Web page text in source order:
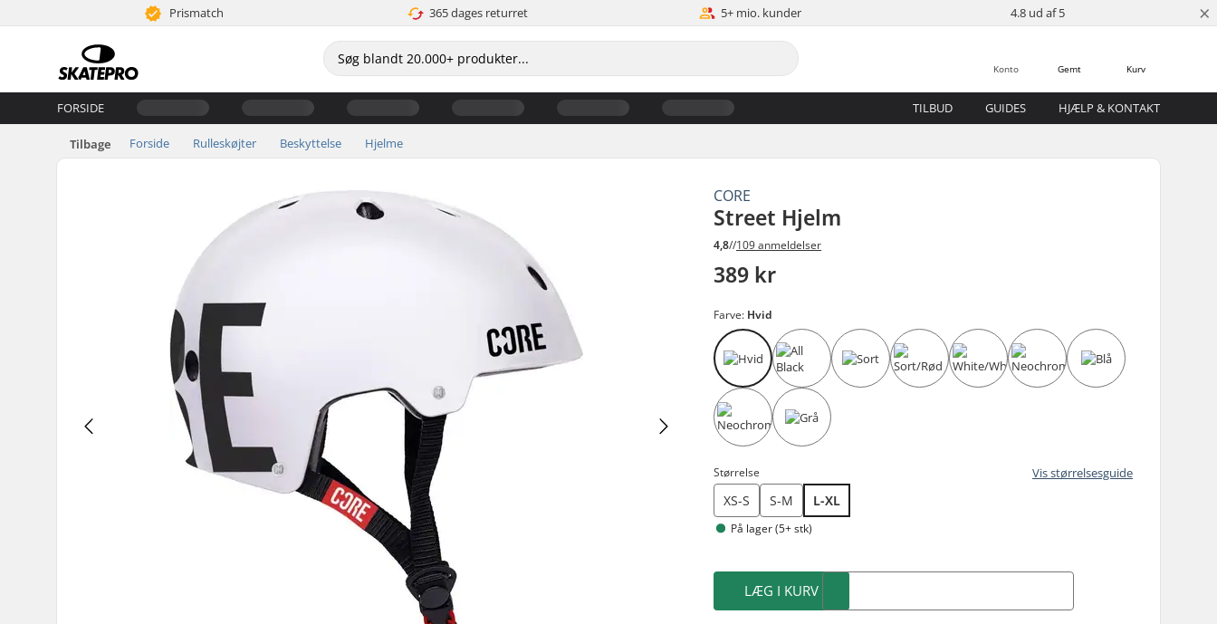
Prismatch 365 dages returret 5+ mio. kunder 4.8 ud af 5 ×
Kurv
Gemt
Konto
FORSIDE TILBUD GUIDES HJÆLP & KONTAKT
Tilbage Forside Rulleskøjter Beskyttelse Hjelme
CORE
Street Hjelm
4,8//109 anmeldelser
389 kr
Farve: Hvid
Størrelse Vis størrelsesguide
XS-S S-M L-XL
På lager (5+ stk)
LÆG I KURV